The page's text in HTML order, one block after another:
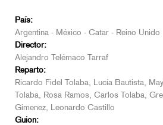
País:
Argentina - México - Catar - Reino Unido
Director:
Alejandro Telémaco Tarraf
Reparto:
Ricardo Fidel Tolaba, Lucía Bautista,
Tolaba, Rosa Ramos, Carlos Tolaba,
Gimenez, Leonardo Castillo
Guion: